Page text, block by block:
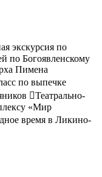
экскурсия по
по Богоявленскому
Пимена
по выпечке
Театрально-
«Мир
время в Ликино-